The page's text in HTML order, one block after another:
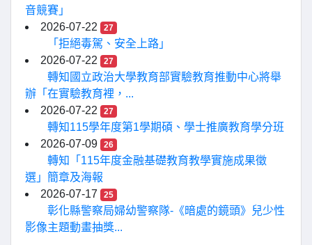
音競賽」
2026-07-22
27
「拒絕毒駕、安全上路」
2026-07-22
27
轉知國立政治大學教育部實驗教育推動中心將舉
辦「在實驗教育裡，...
2026-07-22
27
轉知115學年度第1學期碩、學士推廣教育學分班
2026-07-09
26
轉知「115年度金融基礎教育教學實施成果徵
選」簡章及海報
2026-07-17
25
彰化縣警察局婦幼警察隊-《暗處的鏡頭》兒少性
影像主題動畫抽獎...